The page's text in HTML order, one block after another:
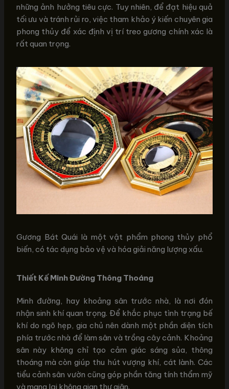
những ảnh hưởng tiêu cực. Tuy nhiên, để đạt hiệu quả
tối ưu và tránh rủi ro, việc tham khảo ý kiến chuyên gia
phong thủy để xác định vị trí treo gương chính xác là
rất quan trọng.
Gương Bát Quái là một vật phẩm phong thủy phổ
biến, có tác dụng bảo vệ và hóa giải năng lượng xấu.
Thiết Kế Minh Đường Thông Thoáng
Minh đường, hay khoảng sân trước nhà, là nơi đón
nhận sinh khí quan trọng. Để khắc phục tình trạng bế
khí do ngõ hẹp, gia chủ nên dành một phần diện tích
phía trước nhà để làm sân và trồng cây cảnh. Khoảng
sân này không chỉ tạo cảm giác sáng sủa, thông
thoáng mà còn giúp thu hút vượng khí, cát lành. Các
tiểu cảnh sân vườn cũng góp phần tăng tính thẩm mỹ
và mang lại không gian thư giãn.